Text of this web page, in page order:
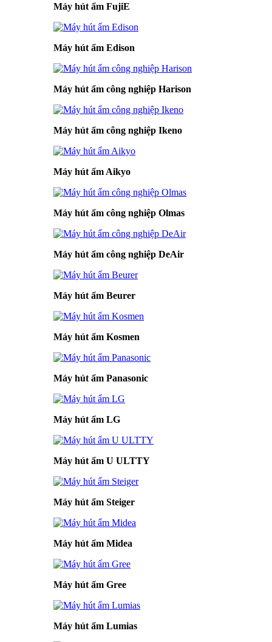
Máy hút ẩm FujiE
Máy hút ẩm Edison
Máy hút ẩm công nghiệp Harison
Máy hút ẩm công nghiệp Ikeno
Máy hút ẩm Aikyo
Máy hút ẩm công nghiệp Olmas
Máy hút ẩm công nghiệp DeAir
Máy hút ẩm Beurer
Máy hút ẩm Kosmen
Máy hút ẩm Panasonic
Máy hút ẩm LG
Máy hút ẩm U ULTTY
Máy hút ẩm Steiger
Máy hút ẩm Midea
Máy hút ẩm Gree
Máy hút ẩm Lumias